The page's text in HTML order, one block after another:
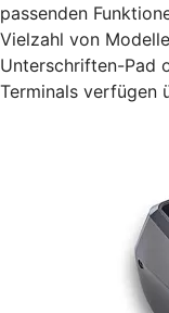
passenden
Vielzahl von
Unterschriften-Pad
Terminals verfügen